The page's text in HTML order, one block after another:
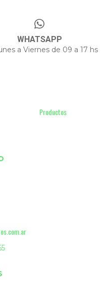
WHATSAPP
a Viernes de 09 a 17 hs
Productos